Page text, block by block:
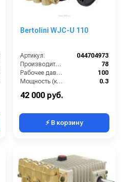
Bertolini WJC-U 110
Артикул:
044704973
Производительность (л/ч):
78
Рабочее давление (бар):
100
Мощность (кВт):
0.3
42 000 руб.
⚡ В корзину